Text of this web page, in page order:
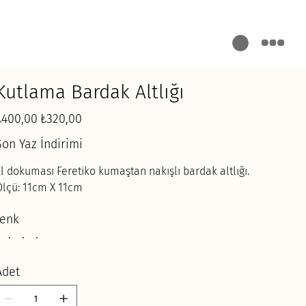
Bardak Altlığı
İndirimli
fiyat
₺320,00
Yaz İndirimi
dokuması Feretiko kumaştan nakışlı bardak altlığı.
11cm X 11cm